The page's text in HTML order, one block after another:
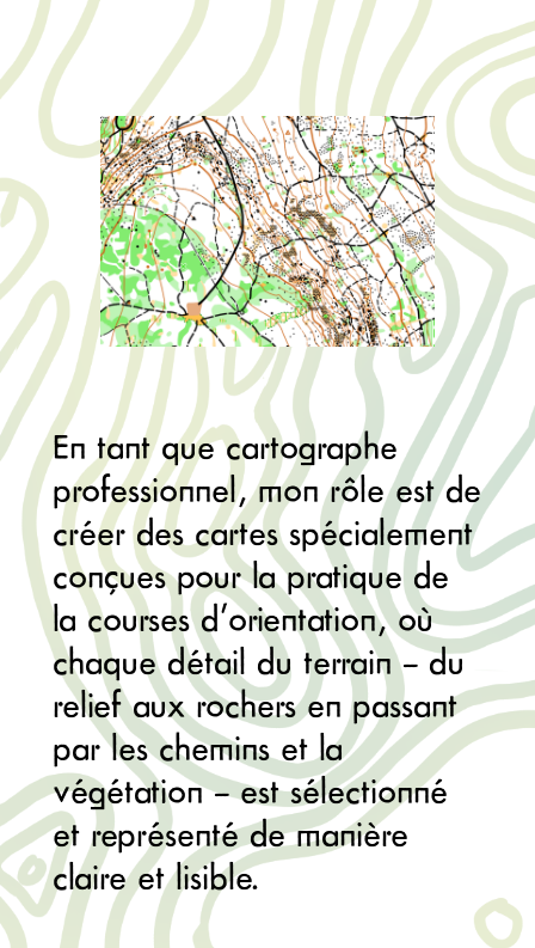
En tant que cartographe
professionnel, mon rôle est de
créer des cartes spécialement
conçues pour la pratique de
la courses d’orientation, où
chaque détail du terrain — du
relief aux rochers en passant
par les chemins et la
végétation — est sélectionné
et représenté de manière
claire et lisible.